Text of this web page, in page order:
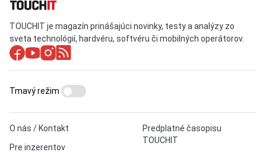
TOUCHIT je magazín prinášajúci novinky, testy a analýzy zo
sveta technológií, hardvéru, softvéru či mobilných operátorov.
O nás / Kontakt
Pre inzerentov
Predplatné časopisu
TOUCHIT
Tmavý režim